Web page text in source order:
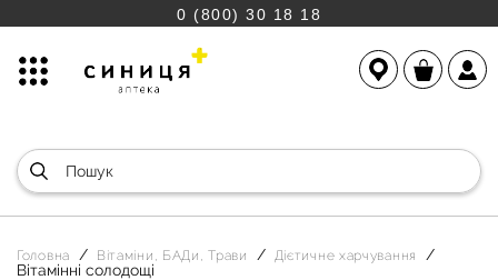
0 (800) 30 18 18
Головна Вітаміни, БАДи, Трави Дієтичне харчування
Вітамінні солодощі